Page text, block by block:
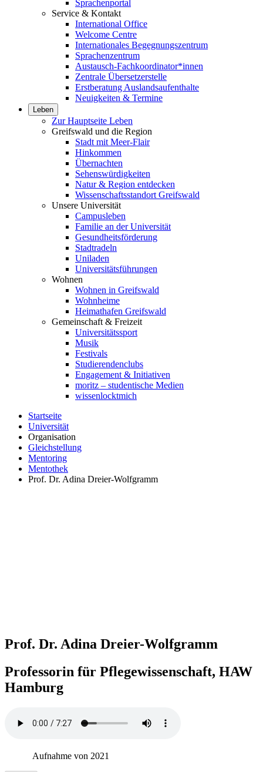
Sprachenportal
Service & Kontakt
International Office
Welcome Centre
Internationales Begegnungszentrum
Sprachenzentrum
Austausch-Fachkoordinator*innen
Zentrale Übersetzerstelle
Erstberatung Auslandsaufenthalte
Neuigkeiten & Termine
Leben
Zur Hauptseite Leben
Greifswald und die Region
Stadt mit Meer-Flair
Hinkommen
Übernachten
Sehenswürdigkeiten
Natur & Region entdecken
Wissenschaftsstandort Greifswald
Unsere Universität
Campusleben
Familie an der Universität
Gesundheitsförderung
Stadtradeln
Uniladen
Universitätsführungen
Wohnen
Wohnen in Greifswald
Wohnheime
Heimathafen Greifswald
Gemeinschaft & Freizeit
Universitätssport
Musik
Festivals
Studierendenclubs
Engagement & Initiativen
moritz – studentische Medien
wissenlocktmich
Startseite
Universität
Organisation
Gleichstellung
Mentoring
Mentothek
Prof. Dr. Adina Dreier-Wolfgramm
Prof. Dr. Adina Dreier-Wolfgramm
Professorin für Pflegewissenschaft, HAW
Hamburg
Aufnahme von 2021